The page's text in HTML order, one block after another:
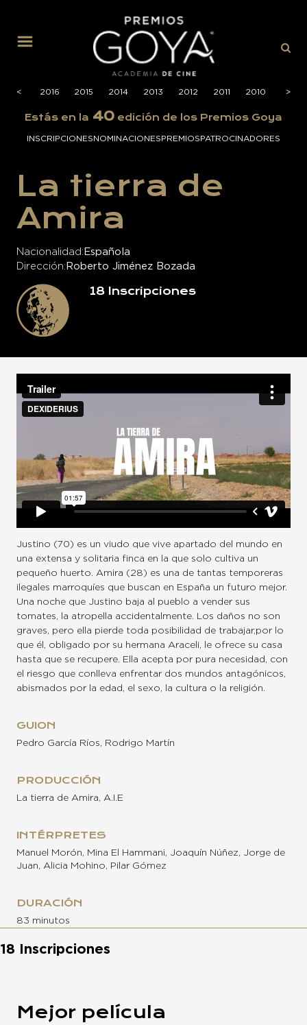
<
2017 2016 2015 2014 2013 2012 2011 2010 2009
>
Estás en la 40 edición de los Premios Goya
INSCRIPCIONESNOMINACIONESPREMIOSPATROCINADORES
La tierra de
Amira
Nacionalidad Española
Dirección Roberto Jiménez Bozada
18 Inscripciones
Justino (70) es un viudo que vive apartado del mundo en
una extensa y solitaria finca en la que solo cultiva un
pequeño huerto. Amira (28) es una de tantas temporeras
ilegales marroquíes que buscan en España un futuro mejor.
Una noche que Justino baja al pueblo a vender sus
tomates, la atropella accidentalmente. Los daños no son
graves, pero ella pierde toda posibilidad de trabajar,por lo
que él, obligado por su hermana Araceli, le ofrece su casa
hasta que se recupere. Ella acepta por pura necesidad, con
el riesgo que conlleva enfrentar dos mundos antagónicos,
abismados por la edad, el sexo, la cultura o la religión.
GUION
Pedro García Ríos, Rodrigo Martín
PRODUCCIÓN
La tierra de Amira, A.I.E
INTÉRPRETES
Manuel Morón, Mina El Hammani, Joaquín Núñez, Jorge de
Juan, Alicia Mohino, Pilar Gómez
DURACIÓN
83 minutos
18 Inscripciones
Mejor película